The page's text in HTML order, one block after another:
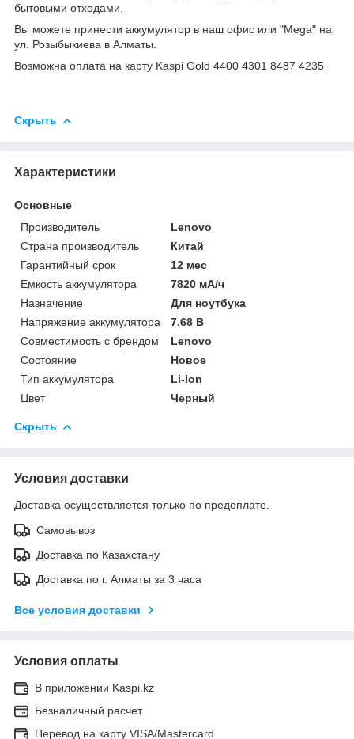
бытовыми отходами.
Вы можете принести аккумулятор в наш офис или "Mega" на
ул. Розыбыкиева в Алматы.
Возможна оплата на карту Kaspi Gold 4400 4301 8487 4235
Скрыть
Характеристики
Основные
Производитель
Lenovo
Страна производитель
Китай
Гарантийный срок
12 мес
Емкость аккумулятора
7820 мА/ч
Назначение
Для ноутбука
Напряжение аккумулятора
7.68 В
Совместимость с брендом
Lenovo
Состояние
Новое
Тип аккумулятора
Li-Ion
Цвет
Черный
Скрыть
Условия доставки
Доставка осуществляется только по предоплате.
Самовывоз
Доставка по Казахстану
Доставка по г. Алматы за 3 часа
Все условия доставки
Условия оплаты
В приложении Kaspi.kz
Безналичный расчет
Перевод на карту VISA/Mastercard